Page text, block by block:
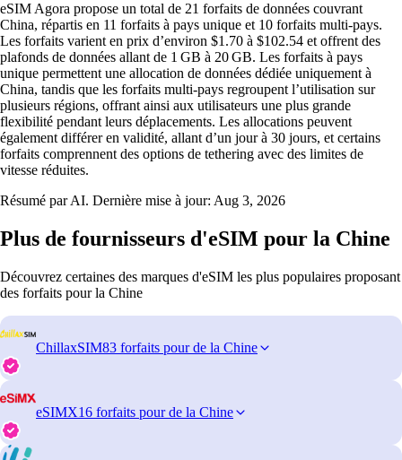
eSIM Agora propose un total de 21 forfaits de données couvrant
China, répartis en 11 forfaits à pays unique et 10 forfaits multi‑pays.
Les forfaits varient en prix d’environ $1.70 à $102.54 et offrent des
plafonds de données allant de 1 GB à 20 GB. Les forfaits à pays
unique permettent une allocation de données dédiée uniquement à
China, tandis que les forfaits multi‑pays regroupent l’utilisation sur
plusieurs régions, offrant ainsi aux utilisateurs une plus grande
flexibilité pendant leurs déplacements. Les allocations peuvent
également différer en validité, allant d’un jour à 30 jours, et certains
forfaits comprennent des options de tethering avec des limites de
vitesse réduites.
Résumé par AI. Dernière mise à jour: Aug 3, 2026
Plus de fournisseurs d'eSIM pour la Chine
Découvrez certaines des marques d'eSIM les plus populaires proposant
des forfaits pour la Chine
ChillaxSIM83 forfaits pour de la Chine
eSIMX16 forfaits pour de la Chine